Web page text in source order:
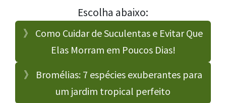
Escolha abaixo:
》 Como Cuidar de Suculentas e Evitar Que
Elas Morram em Poucos Dias!
》 Bromélias: 7 espécies exuberantes para
um jardim tropical perfeito